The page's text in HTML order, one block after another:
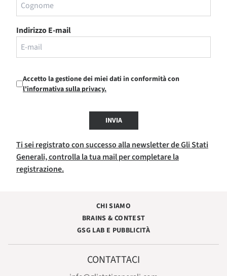
Indirizzo E-mail
Accetto la gestione dei miei dati in conformità con
l'informativa sulla privacy.
INVIA
Ti sei registrato con successo alla newsletter de Gli Stati
Generali, controlla la tua mail per completare la
registrazione.
CHI SIAMO
BRAINS & CONTEST
GSG LAB E PUBBLICITÀ
CONTATTACI